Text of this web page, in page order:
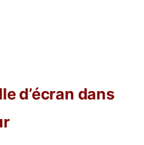
d’écran dans